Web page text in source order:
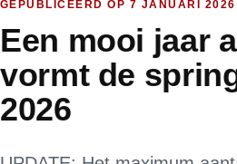
GEPUBLICEERD OP 7 JANUARI 2026
Een mooi jaar
vormt de
2026